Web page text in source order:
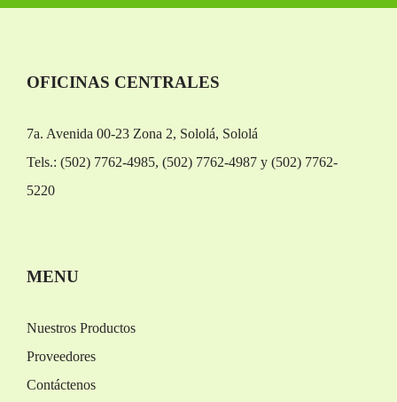
OFICINAS CENTRALES
7a. Avenida 00-23 Zona 2, Sololá, Sololá
Tels.: (502) 7762-4985, (502) 7762-4987 y (502) 7762-
5220
MENU
Nuestros Productos
Proveedores
Contáctenos